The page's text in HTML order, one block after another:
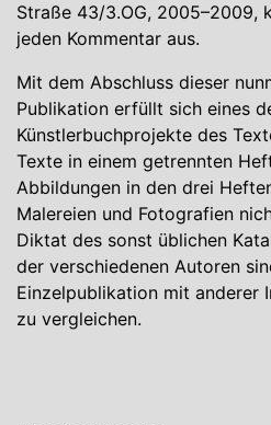
Straße 43/3.OG, 2005–2009,
jeden Kommentar aus.
Mit dem Abschluss dieser
Publikation erfüllt sich eines
Künstlerbuchprojekte des
Texte in einem getrennten
Abbildungen in den drei
Malereien und Fotografien
Diktat des sonst üblichen
der verschiedenen Autoren
Einzelpublikation mit anderer
zu vergleichen.